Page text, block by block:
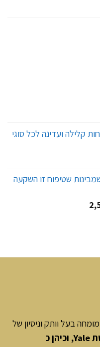
144.00 ₪.
קלילה ועדינה לכל סוגי
שטיפוח זו השקעה
המחיר
בעל וותק וניסיון של
אוניברסיטת Yale, וכיהן כ